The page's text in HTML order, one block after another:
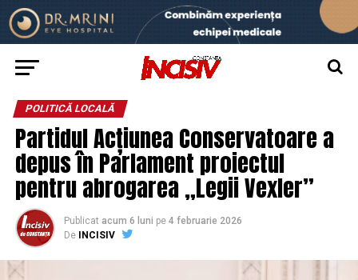
POLITICĂ LOCALĂ
Partidul Acțiunea Conservatoare a
depus în Parlament proiectul
pentru abrogarea „Legii Vexler”
Publicat acum 6 luni pe 4 februarie 2026
De
INCISIV